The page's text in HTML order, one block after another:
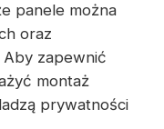
panele można
oraz
Aby zapewnić
montaż
prywatności